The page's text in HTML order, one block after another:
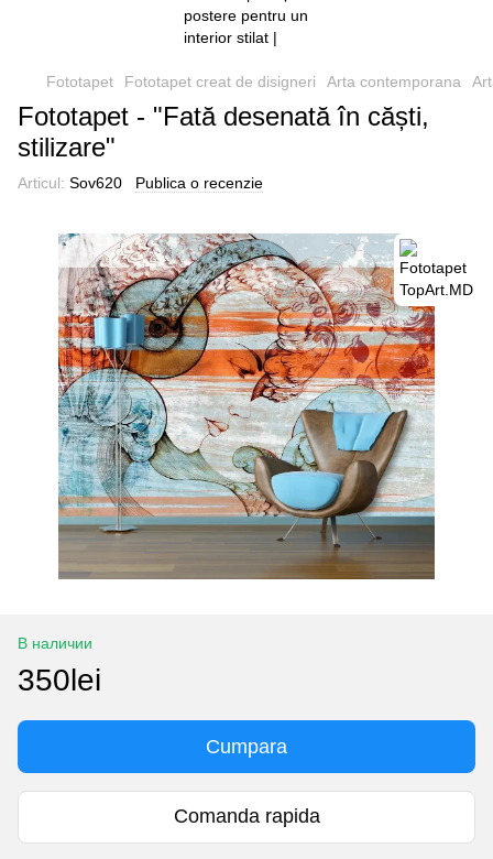
Fototapet Fototapet creat de disigneri Arta contemporana
Fototapet - "Fată desenată în căști,
stilizare"
Articul: Sov620 Publica o recenzie
В наличии
350lei
Cumpara
Comanda rapida